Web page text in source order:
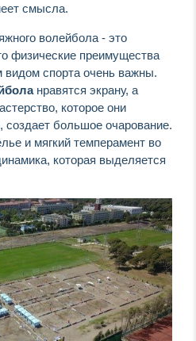
смысла.
волейбола - это
физические преимущества
видом спорта очень важны.
нравятся экрану, а
которое они
создает большое очарование.
и мягкий темперамент во
которая выделяется